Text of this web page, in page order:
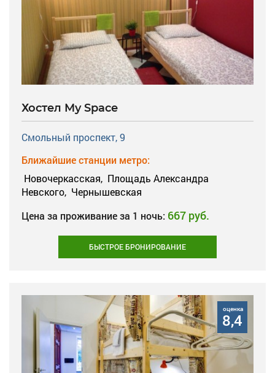
Хостел My Space
Смольный проспект, 9
Ближайшие станции метро:
Новочеркасская, Площадь Александра
Невского, Чернышевская
Цена за проживание за 1 ночь: 667 руб.
БЫСТРОЕ БРОНИРОВАНИЕ
оценка
8,4